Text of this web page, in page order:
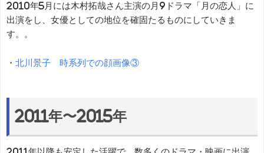
2010年5月には木村拓哉さん主演の月9ドラマ「月の恋人」に
出演をし、女優としての地位を確固たるものにしていきま
す。。
・ 北川景子 時系列での顔画像③
2011年〜2015年